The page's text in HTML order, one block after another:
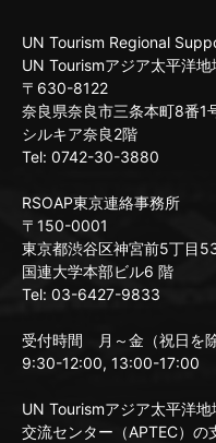
UN Tourism Regional
UN Tourismアジア太平洋地
〒630-8122
奈良県奈良市三条本町8番1
シルキア奈良2階
Tel: 0742-30-3880
RSOAP東京連絡事務所
〒150-0001
東京都渋谷区神宮前5丁目
国連大学本部ビル6 階
Tel: 03-6427-9833
受付時間 月～金（祝日を除
9:30-12:00, 13:00-17:00
UN Tourismアジア太平洋
交流センター（APTEC）の